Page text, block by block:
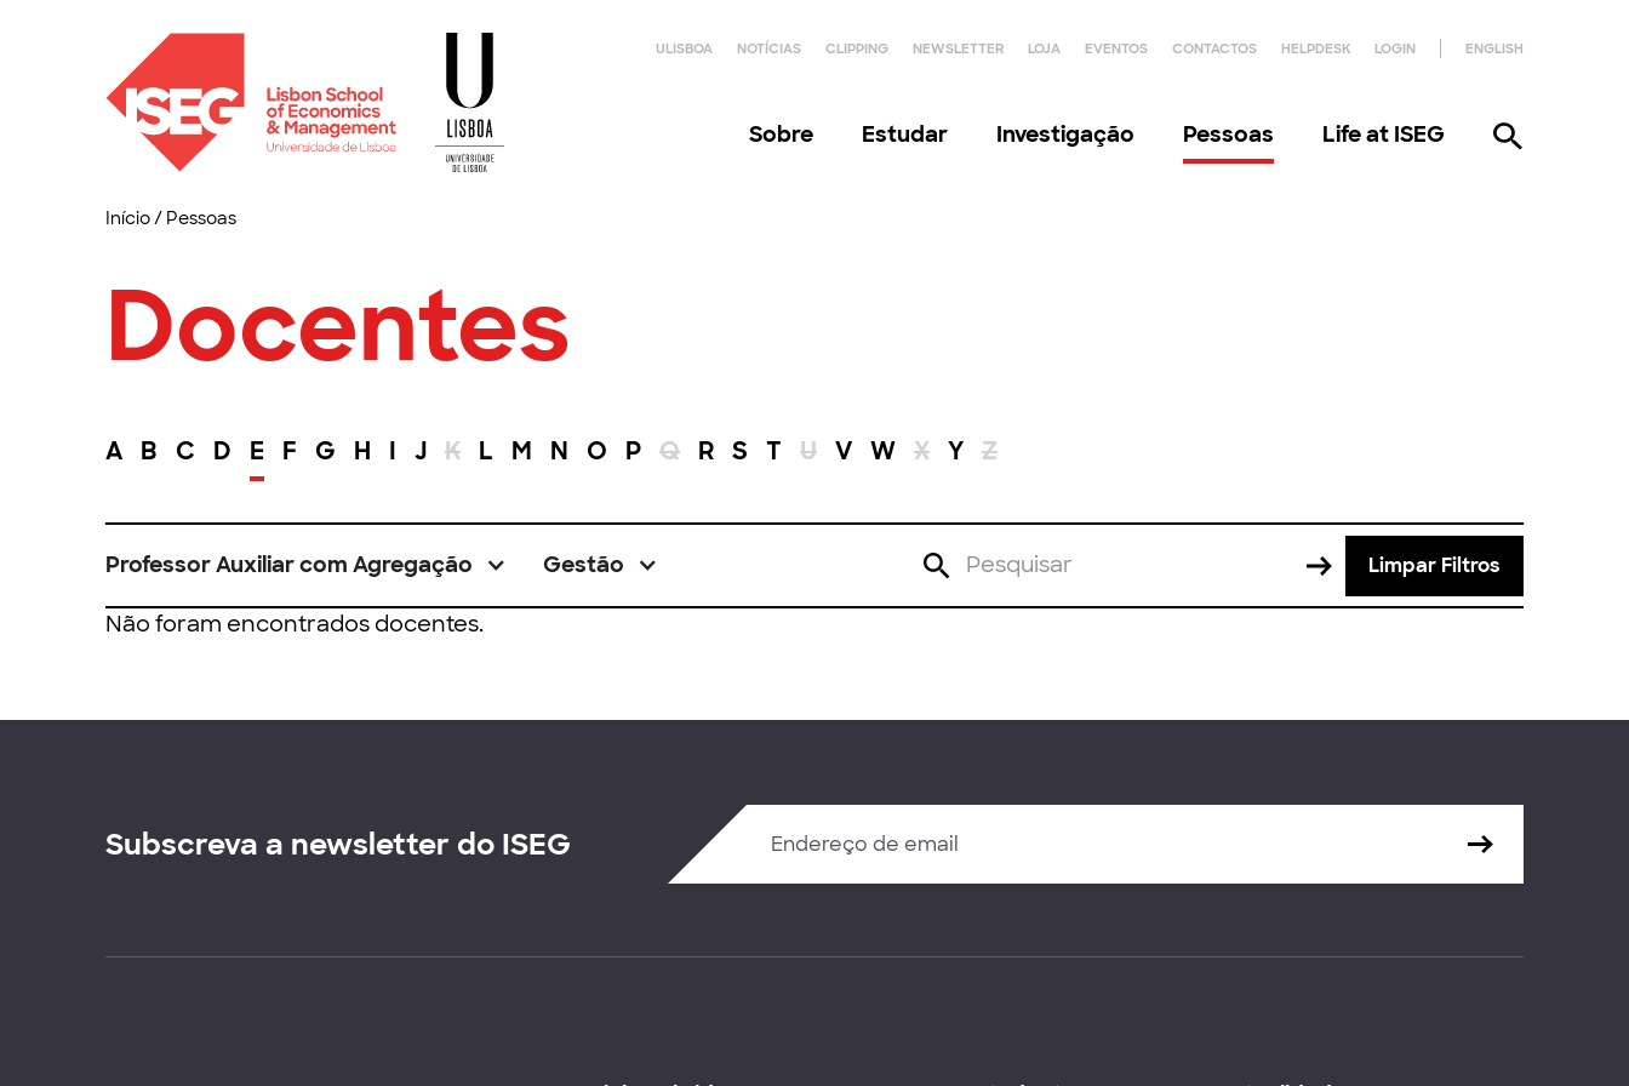
ULISBOA NOTÍCIAS CLIPPING NEWSLETTER LOJA EVENTOS CONTACTOS HELPDESK LOGIN ENGLISH
Sobre Estudar Investigação Pessoas Life at ISEG
Início/ Pessoas
Docentes
A B C D E F G H I J K L M N O P Q R S T U V W X Y Z
Professor Auxiliar com Agregação Gestão Limpar Filtros
Não foram encontrados docentes.
Subscreva a newsletter do ISEG